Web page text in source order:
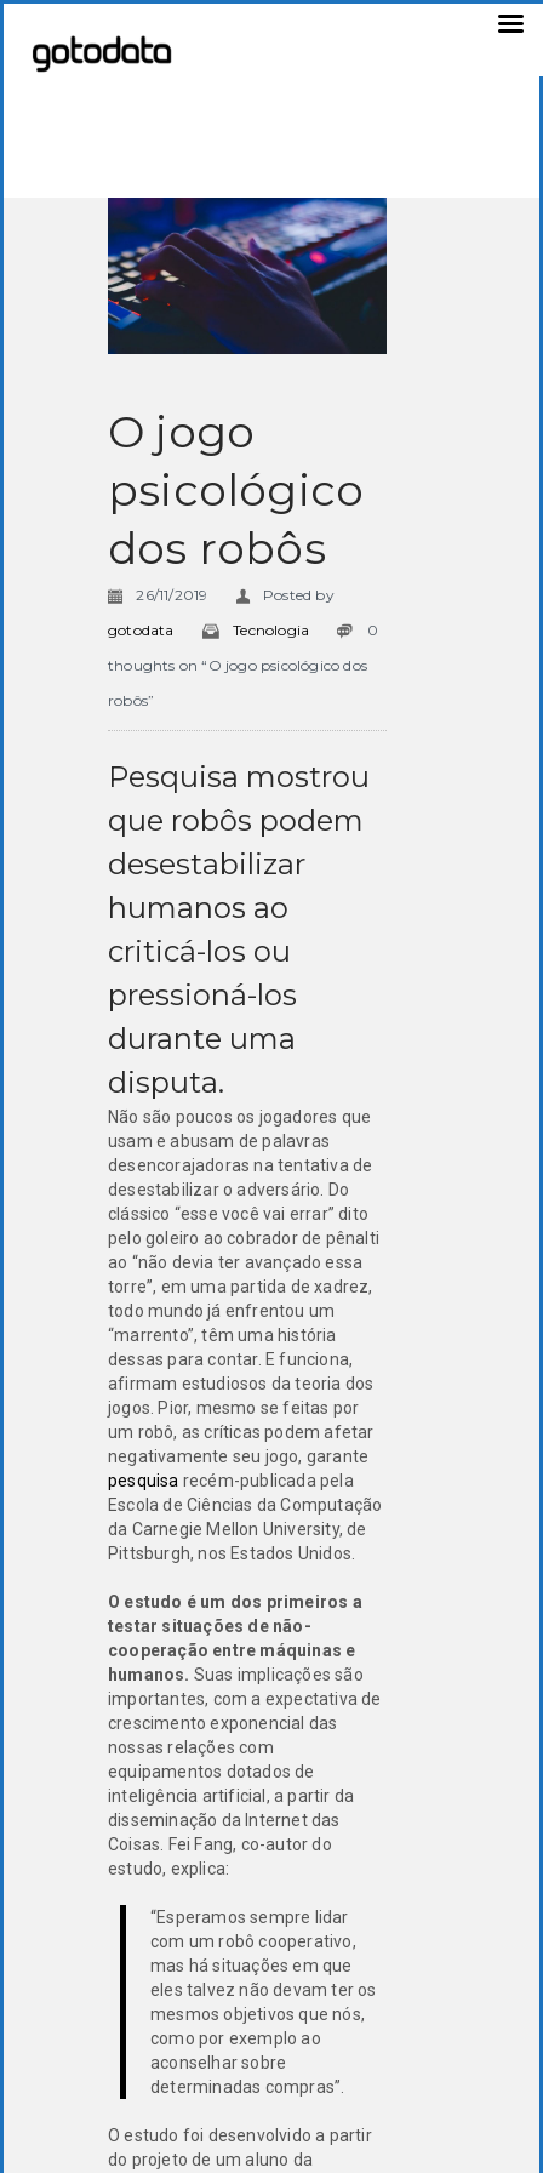
O jogo
psicológico
dos robôs
26/11/2019
Posted by
gotodata
Tecnologia
0
thoughts on “O jogo psicológico dos
robôs”
Pesquisa mostrou
que robôs podem
desestabilizar
humanos ao
criticá-los ou
pressioná-los
durante uma
disputa.
Não são poucos os jogadores que
usam e abusam de palavras
desencorajadoras na tentativa de
desestabilizar o adversário. Do
clássico “esse você vai errar” dito
pelo goleiro ao cobrador de pênalti
ao “não devia ter avançado essa
torre”, em uma partida de xadrez,
todo mundo já enfrentou um
“marrento”, têm uma história
dessas para contar. E funciona,
afirmam estudiosos da teoria dos
jogos. Pior, mesmo se feitas por
um robô, as críticas podem afetar
negativamente seu jogo, garante
pesquisa recém-publicada pela
Escola de Ciências da Computação
da Carnegie Mellon University, de
Pittsburgh, nos Estados Unidos.
O estudo é um dos primeiros a
testar situações de não-
cooperação entre máquinas e
humanos. Suas implicações são
importantes, com a expectativa de
crescimento exponencial das
nossas relações com
equipamentos dotados de
inteligência artificial, a partir da
disseminação da Internet das
Coisas. Fei Fang, co-autor do
estudo, explica:
“Esperamos sempre lidar
com um robô cooperativo,
mas há situações em que
eles talvez não devam ter os
mesmos objetivos que nós,
como por exemplo ao
aconselhar sobre
determinadas compras”.
O estudo foi desenvolvido a partir
do projeto de um aluno da